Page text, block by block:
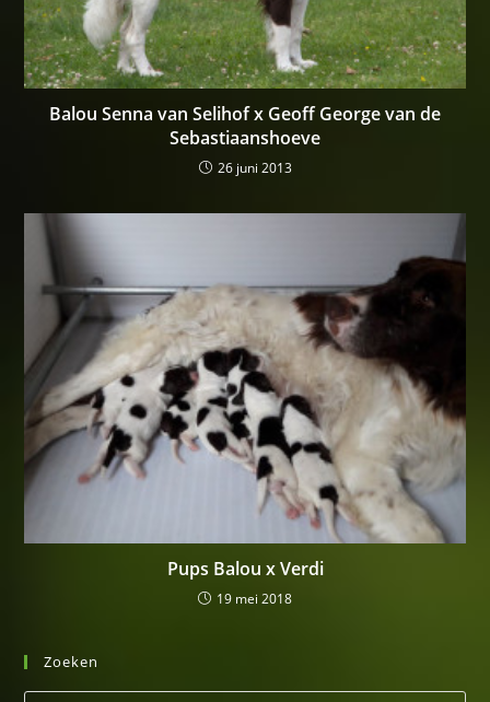
Balou Senna van Selihof x Geoff George van de
Sebastiaanshoeve
26 juni 2013
Pups Balou x Verdi
19 mei 2018
Zoeken